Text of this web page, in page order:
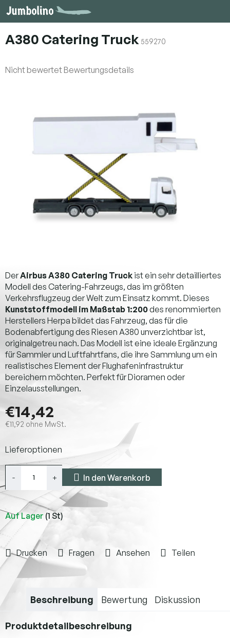
Zum
Inhalt
A380 Catering Truck 559270
Die
Nicht bewertet Bewertungsdetails
€14,42
€11,92 ohne MwSt.
Auf Lager (1 St)
Lieferoptionen
In den Warenkorb
DerAirbus A380 Catering Truck ist ein sehr detailliertes
Modell des Catering-Fahrzeugs, das im größten
Verkehrsflugzeug der Welt zum Einsatz kommt. Dieses
Kunststoffmodell im Maßstab 1:200des renommierten
Herstellers Herpa bildet das Fahrzeug, das für die
Bodenabfertigung des Riesen A380 unverzichtbar ist,
originalgetreu nach. Das Modell ist eine ideale Ergänzung
für Sammler und Luftfahrtfans, die ihre Sammlung um ein
realistisches Element der Flughafeninfrastruktur
bereichern möchten. Perfekt für Dioramen oder
Einzelausstellungen.
Drucken Fragen Ansehen Teilen
Beschreibung Bewertung Diskussion
Produktdetailbeschreibung